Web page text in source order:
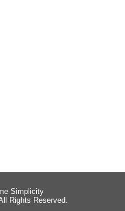
Simplicity
Rights Reserved.